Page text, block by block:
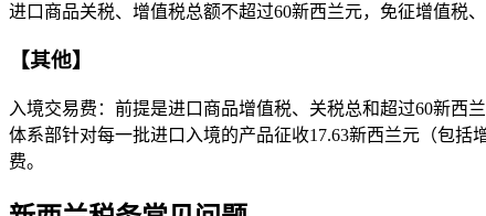
进口商品关税、增值税总额不超过60新西兰元，免征增值税
【其他】
入境交易费：前提是进口商品增值税、关税总和超过60新西
体系部针对每一批进口入境的产品征收17.63新西兰元（包
费。